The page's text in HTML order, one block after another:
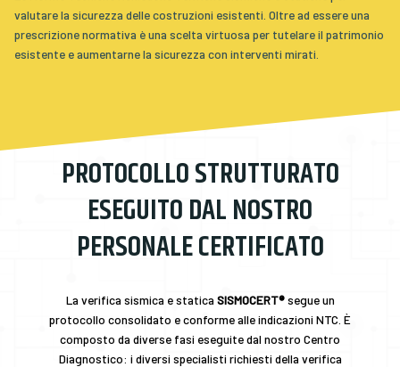
valutare la sicurezza delle costruzioni esistenti. Oltre ad essere una
prescrizione normativa è una scelta virtuosa per tutelare il patrimonio
esistente e aumentarne la sicurezza con interventi mirati.
PROTOCOLLO STRUTTURATO
ESEGUITO DAL NOSTRO
PERSONALE CERTIFICATO
La verifica sismica e statica SISMOCERT®segue un
protocollo consolidato e conforme alle indicazioni NTC. È
composto da diverse fasi eseguite dal nostro Centro
Diagnostico: i diversi specialisti richiesti della verifica